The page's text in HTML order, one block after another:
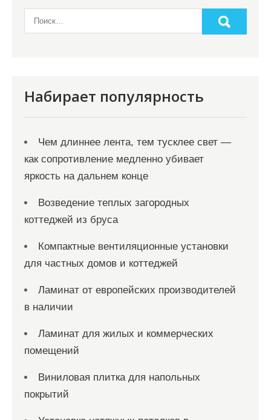
Набирает популярность
Чем длиннее лента, тем тусклее свет —
как сопротивление медленно убивает
яркость на дальнем конце
Возведение теплых загородных
коттеджей из бруса
Компактные вентиляционные установки
для частных домов и коттеджей
Ламинат от европейских производителей
в наличии
Ламинат для жилых и коммерческих
помещений
Виниловая плитка для напольных
покрытий